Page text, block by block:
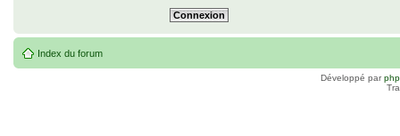
Index du forum
Développé par